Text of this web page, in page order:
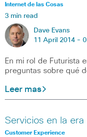
Internet de las Cosas
3 min read
Dave Evans
11 April 2014 -
En mi rol de Futurista
preguntas sobre qué
Leer mas
Servicios en la
Customer Experience